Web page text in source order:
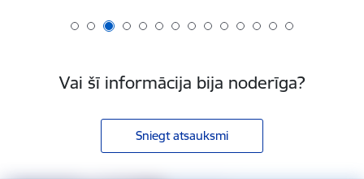
Vai šī informācija bija noderīga?
Sniegt atsauksmi